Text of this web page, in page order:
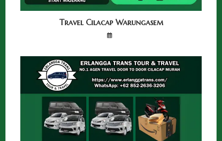
Travel Cilacap Warungasem